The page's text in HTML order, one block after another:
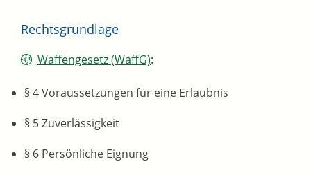
Rechtsgrundlage
Waffengesetz (WaffG):
§ 4Voraussetzungen für eine Erlaubnis
§ 5Zuverlässigkeit
§ 6 Persönliche Eignung